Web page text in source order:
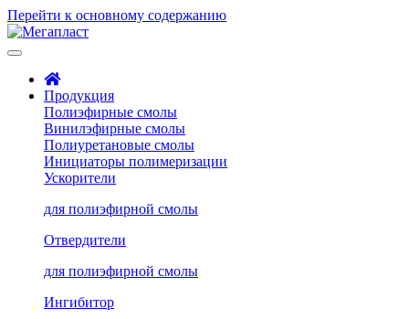
Перейти к основному содержанию
Продукция
Полиэфирные смолы
Винилэфирные смолы
Полиуретановые смолы
Инициаторы полимеризации
Ускорители
для полиэфирной смолы
Отвердители
для полиэфирной смолы
Ингибитор